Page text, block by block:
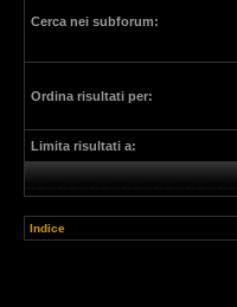
Cerca nei subforum:
Ordina risultati per:
Limita risultati a:
Indice